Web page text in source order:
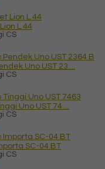
L 44
CS
Uno UST 23....
CS
Uno UST 74....
CS
SC-04 BT
CS